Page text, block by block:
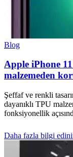
Blog
Apple iPhone
malzemeden
Şeffaf ve renkli
dayanıklı TPU
fonksiyonellik
Daha fazla bilgi